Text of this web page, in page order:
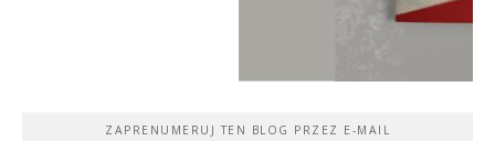
ZAPRENUMERUJ TEN BLOG PRZEZ E-MAIL